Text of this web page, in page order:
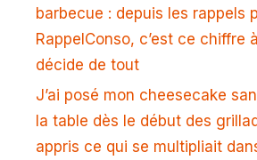
barbecue : depuis les rappels
RappelConso, c’est ce chiffre
décide de tout
J’ai posé mon cheesecake
la table dès le début des
appris ce qui se multipliait